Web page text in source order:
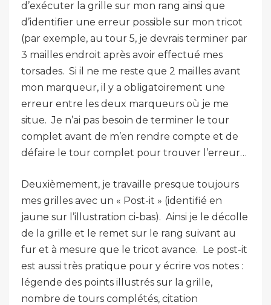
d’exécuter la grille sur mon rang ainsi que
d’identifier une erreur possible sur mon tricot
(par exemple, au tour 5, je devrais terminer par
3 mailles endroit après avoir effectué mes
torsades. Si il ne me reste que 2 mailles avant
mon marqueur, il y a obligatoirement une
erreur entre les deux marqueurs où je me
situe. Je n’ai pas besoin de terminer le tour
complet avant de m’en rendre compte et de
défaire le tour complet pour trouver l’erreur…
Deuxièmement, je travaille presque toujours
mes grilles avec un « Post-it » (identifié en
jaune sur l’illustration ci-bas). Ainsi je le décolle
de la grille et le remet sur le rang suivant au
fur et à mesure que le tricot avance. Le post-it
est aussi très pratique pour y écrire vos notes :
légende des points illustrés sur la grille,
nombre de tours complétés, citation